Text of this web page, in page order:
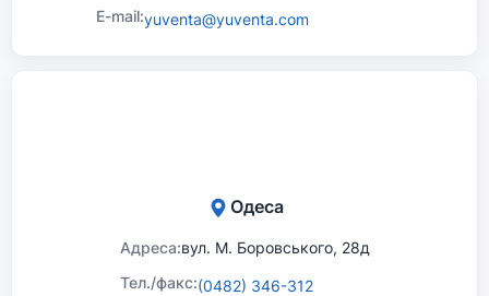
E-mail:yuventa@yuventa.com
Одеса
Адреса:вул. М. Боровського, 28д
Тел./факс:(0482) 346-312